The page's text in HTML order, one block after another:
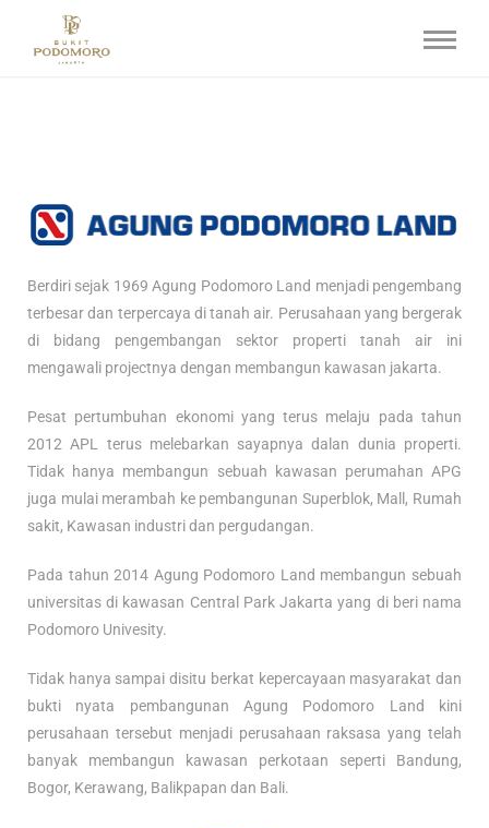
Berdiri sejak 1969 Agung Podomoro Land menjadi pengembang
terbesar dan terpercaya di tanah air. Perusahaan yang bergerak
di bidang pengembangan sektor properti tanah air ini
mengawali projectnya dengan membangun kawasan jakarta.
Pesat pertumbuhan ekonomi yang terus melaju pada tahun
2012 APL terus melebarkan sayapnya dalan dunia properti.
Tidak hanya membangun sebuah kawasan perumahan APG
juga mulai merambah ke pembangunan Superblok, Mall, Rumah
sakit, Kawasan industri dan pergudangan.
Pada tahun 2014 Agung Podomoro Land membangun sebuah
universitas di kawasan Central Park Jakarta yang di beri nama
Podomoro Univesity.
Tidak hanya sampai disitu berkat kepercayaan masyarakat dan
bukti nyata pembangunan Agung Podomoro Land kini
perusahaan tersebut menjadi perusahaan raksasa yang telah
banyak membangun kawasan perkotaan seperti Bandung,
Bogor, Kerawang, Balikpapan dan Bali.